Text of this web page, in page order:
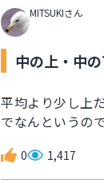
MITSUKIさん
中の上・中
平均より少し上
でなんというの
0 1,417